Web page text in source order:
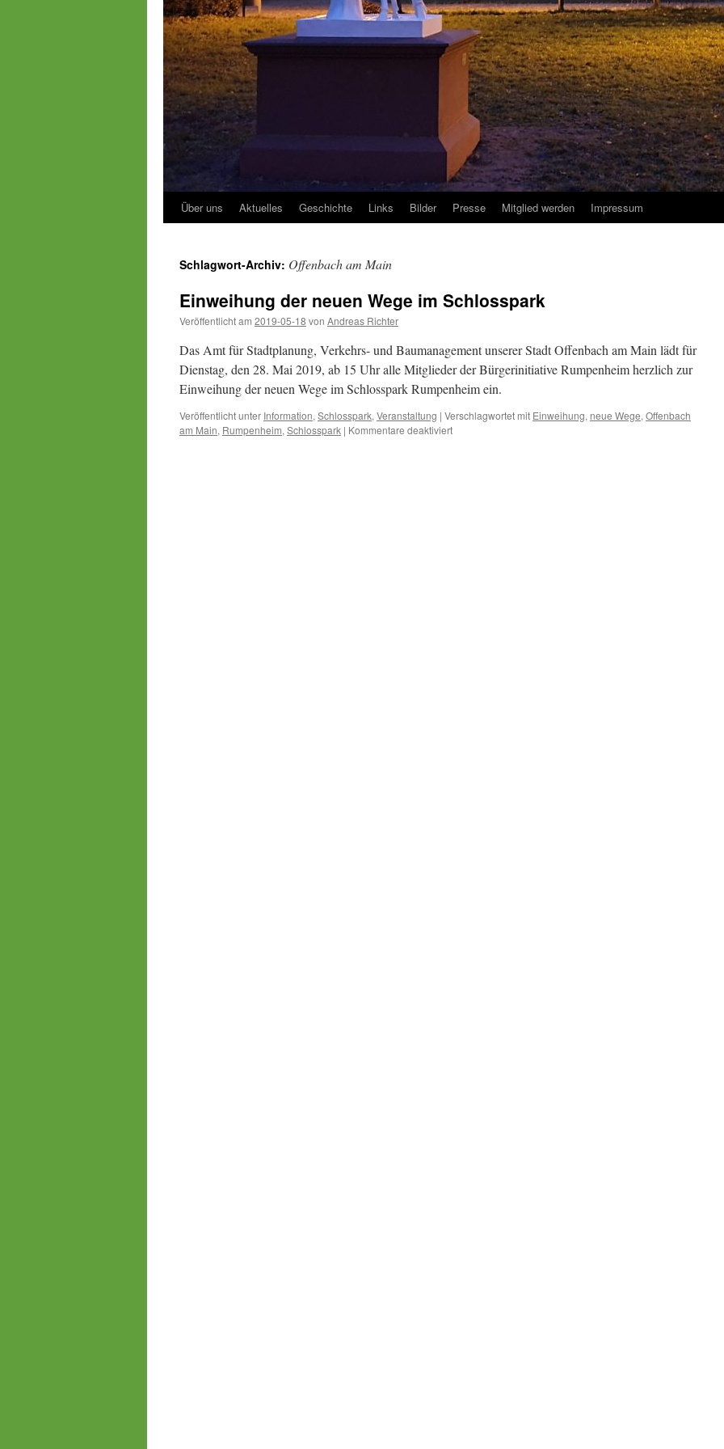
Über uns Aktuelles Geschichte Links Bilder Presse Mitglied werden Impressum
Schlagwort-Archiv: Offenbach am Main
Einweihung der neuen Wege im Schlosspark
Veröffentlicht am 2019-05-18 von Andreas Richter
Das Amt für Stadtplanung, Verkehrs- und Baumanagement unserer Stadt Offenbach am Main lädt für
Dienstag, den 28. Mai 2019, ab 15 Uhr alle Mitglieder der Bürgerinitiative Rumpenheim herzlich zur
Einweihung der neuen Wege im Schlosspark Rumpenheim ein.
Veröffentlicht unter Information, Schlosspark, Veranstaltung | Verschlagwortet mit Einweihung, neue Wege, Offenbach
am Main, Rumpenheim, Schlosspark | Kommentare deaktiviertfür